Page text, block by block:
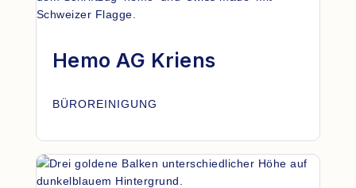
Hemo AG Kriens
BÜROREINIGUNG